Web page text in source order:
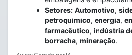
Setores: Automotivo,
petroquímico, energia,
farmacêutico, indústria
borracha, mineração.